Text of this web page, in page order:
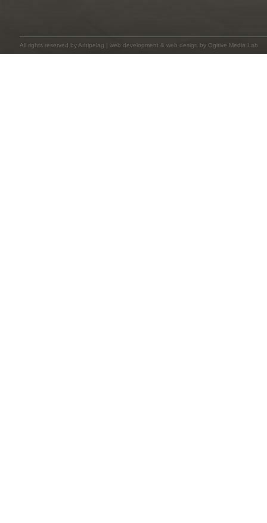
All rights reserved by Arhipelag | web development & web design by Ogitive Media Lab